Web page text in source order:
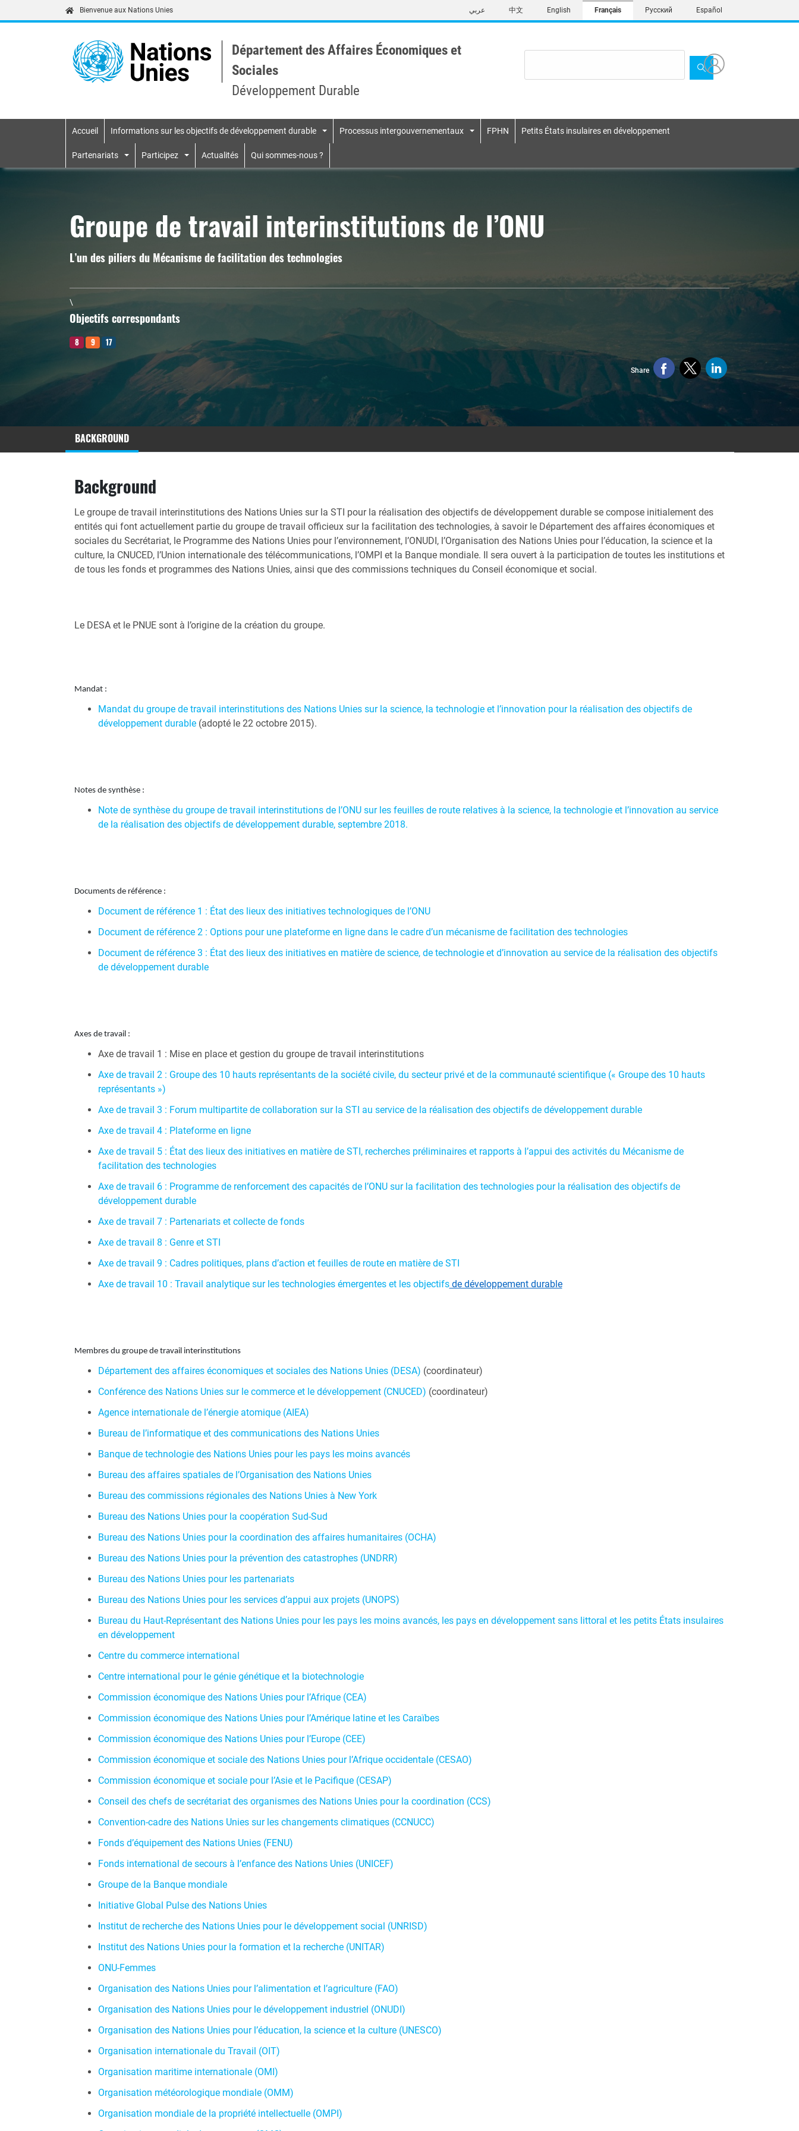
to
content
Bienvenue aux Nations Unies عربي 中文 English Français Русский Español
Département des Affaires Économiques et
Sociales
Développement Durable
Primary navigation
Accueil Informations sur les objectifs de développement durable Processus intergouvernementaux FPHN Petits États insulaires en développement
Partenariats Participez Actualités Qui sommes-nous ?
Groupe de travail interinstitutions de l’ONU
L’un des piliers du Mécanisme de facilitation des technologies
\
Objectifs correspondants
8 9 17
Share
BACKGROUND
Background
Le groupe de travail interinstitutions des Nations Unies sur la STI pour la réalisation des objectifs de développement durable se compose initialement des
entités qui font actuellement partie du groupe de travail officieux sur la facilitation des technologies, à savoir le Département des affaires économiques et
sociales du Secrétariat, le Programme des Nations Unies pour l’environnement, l’ONUDI, l’Organisation des Nations Unies pour l’éducation, la science et la
culture, la CNUCED, l’Union internationale des télécommunications, l’OMPI et la Banque mondiale. Il sera ouvert à la participation de toutes les institutions et
de tous les fonds et programmes des Nations Unies, ainsi que des commissions techniques du Conseil économique et social.
Le DESA et le PNUE sont à l’origine de la création du groupe.
Mandat :
Mandat du groupe de travail interinstitutions des Nations Unies sur la science, la technologie et l’innovation pour la réalisation des objectifs de
développement durable (adopté le 22 octobre 2015).
Notes de synthèse :
Note de synthèse du groupe de travail interinstitutions de l’ONU sur les feuilles de route relatives à la science, la technologie et l’innovation au service
de la réalisation des objectifs de développement durable, septembre 2018.
Documents de référence :
Document de référence 1 : État des lieux des initiatives technologiques de l’ONU
Document de référence 2 : Options pour une plateforme en ligne dans le cadre d’un mécanisme de facilitation des technologies
Document de référence 3 : État des lieux des initiatives en matière de science, de technologie et d’innovation au service de la réalisation des objectifs
de développement durable
Axes de travail :
Axe de travail 1 : Mise en place et gestion du groupe de travail interinstitutions
Axe de travail 2 : Groupe des 10 hauts représentants de la société civile, du secteur privé et de la communauté scientifique (« Groupe des 10 hauts
représentants »)
Axe de travail 3 : Forum multipartite de collaboration sur la STI au service de la réalisation des objectifs de développement durable
Axe de travail 4 : Plateforme en ligne
Axe de travail 5 : État des lieux des initiatives en matière de STI, recherches préliminaires et rapports à l’appui des activités du Mécanisme de
facilitation des technologies
Axe de travail 6 : Programme de renforcement des capacités de l’ONU sur la facilitation des technologies pour la réalisation des objectifs de
développement durable
Axe de travail 7 : Partenariats et collecte de fonds
Axe de travail 8 : Genre et STI
Axe de travail 9 : Cadres politiques, plans d’action et feuilles de route en matière de STI
Axe de travail 10 : Travail analytique sur les technologies émergentes et les objectifsde développement durable
Membres du groupe de travail interinstitutions
Département des affaires économiques et sociales des Nations Unies (DESA) (coordinateur)
Conférence des Nations Unies sur le commerce et le développement (CNUCED) (coordinateur)
Agence internationale de l’énergie atomique (AIEA)
Bureau de l’informatique et des communications des Nations Unies
Banque de technologie des Nations Unies pour les pays les moins avancés
Bureau des affaires spatiales de l’Organisation des Nations Unies
Bureau des commissions régionales des Nations Unies à New York
Bureau des Nations Unies pour la coopération Sud-Sud
Bureau des Nations Unies pour la coordination des affaires humanitaires (OCHA)
Bureau des Nations Unies pour la prévention des catastrophes (UNDRR)
Bureau des Nations Unies pour les partenariats
Bureau des Nations Unies pour les services d’appui aux projets (UNOPS)
Bureau du Haut-Représentant des Nations Unies pour les pays les moins avancés, les pays en développement sans littoral et les petits États insulaires
en développement
Centre du commerce international
Centre international pour le génie génétique et la biotechnologie
Commission économique des Nations Unies pour l’Afrique (CEA)
Commission économique des Nations Unies pour l’Amérique latine et les Caraïbes
Commission économique des Nations Unies pour l’Europe (CEE)
Commission économique et sociale des Nations Unies pour l’Afrique occidentale (CESAO)
Commission économique et sociale pour l’Asie et le Pacifique (CESAP)
Conseil des chefs de secrétariat des organismes des Nations Unies pour la coordination (CCS)
Convention-cadre des Nations Unies sur les changements climatiques (CCNUCC)
Fonds d’équipement des Nations Unies (FENU)
Fonds international de secours à l’enfance des Nations Unies (UNICEF)
Groupe de la Banque mondiale
Initiative Global Pulse des Nations Unies
Institut de recherche des Nations Unies pour le développement social (UNRISD)
Institut des Nations Unies pour la formation et la recherche (UNITAR)
ONU-Femmes
Organisation des Nations Unies pour l’alimentation et l’agriculture (FAO)
Organisation des Nations Unies pour le développement industriel (ONUDI)
Organisation des Nations Unies pour l’éducation, la science et la culture (UNESCO)
Organisation internationale du Travail (OIT)
Organisation maritime internationale (OMI)
Organisation météorologique mondiale (OMM)
Organisation mondiale de la propriété intellectuelle (OMPI)